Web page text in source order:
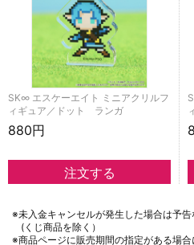
SK∞ エスケーエイト ミニアクリルフ
ィギュア／ドット ランガ
880円
※未入金キャンセルが発生した場合は予告
(くじ商品を除く）
※商品ページに販売期間の指定がある場